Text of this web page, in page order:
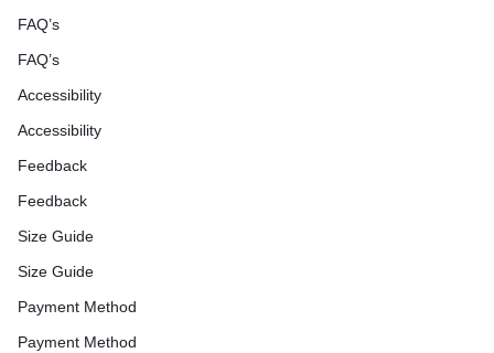
FAQ’s
FAQ’s
Accessibility
Accessibility
Feedback
Feedback
Size Guide
Size Guide
Payment Method
Payment Method